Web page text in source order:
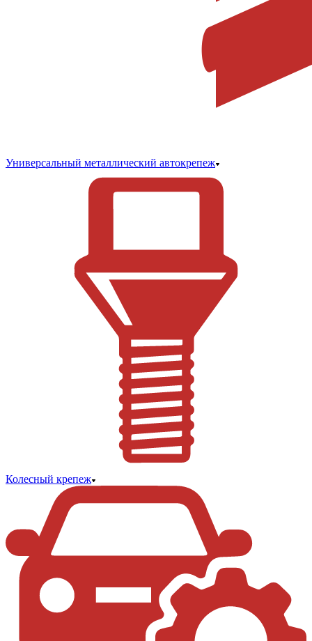
Универсальный металлический автокрепеж
Колесный крепеж